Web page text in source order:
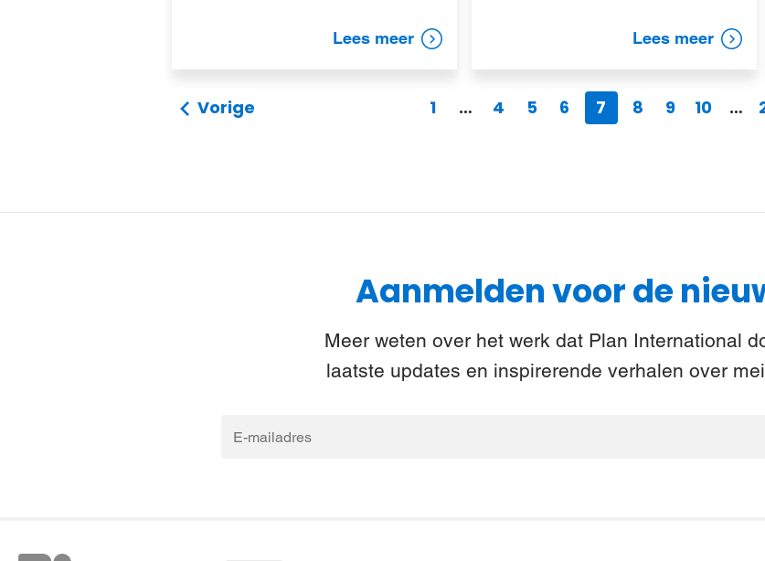
Lees meer Lees meer
Vorige 1 … 4 5 6 7 8 9 10 …
Aanmelden voor de
Meer weten over het werk dat Plan International
laatste updates en inspirerende verhalen over
E-